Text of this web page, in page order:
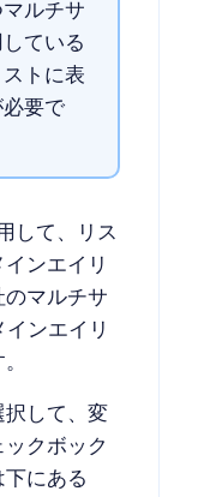
ルチサ
ている
トに表
要で
して、リス
ンエイリ
のマルチサ
ンエイリ
して、変
クボック
にある